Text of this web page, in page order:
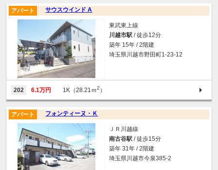
サウスウインド A
アパート
東武東上線
川越市駅 / 徒歩12分
築年 15年 / 2階建
埼玉県川越市野田町1-23-12
202 6.1万円 1K（28.21ｍ2 ）
フォンティーヌ・Ｋ
アパート
ＪＲ川越線
南古谷駅 / 徒歩15分
築年 31年 / 2階建
埼玉県川越市今泉385-2